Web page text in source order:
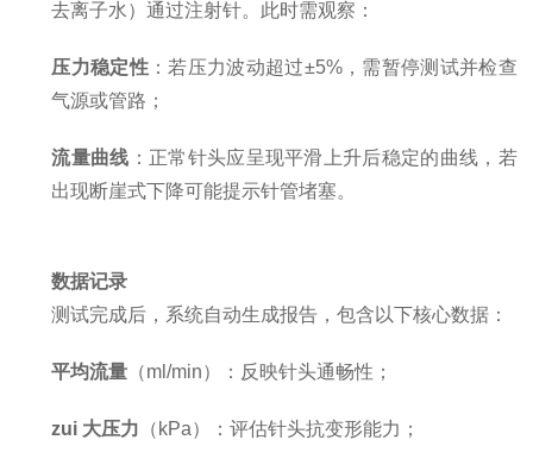
去离子水）通过注射针。此时需观察：
压力稳定性 ：若压力波动超过±5%，需暂停测试并检查
气源或管路；
流量曲线 ：正常针头应呈现平滑上升后稳定的曲线，若
出现断崖式下降可能提示针管堵塞。
数据记录
测试完成后，系统自动生成报告，包含以下核心数据：
平均流量 （ml/min）：反映针头通畅性；
zui 大压力 （kPa）：评估针头抗变形能力；